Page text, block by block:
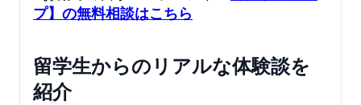
プ】の無料相談はこちら
留学生からのリアルな体験談を
紹介